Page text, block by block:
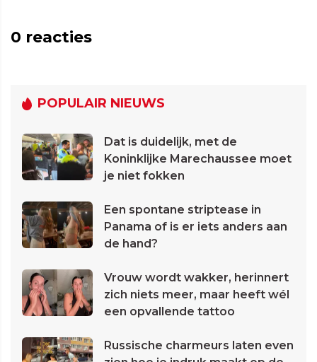
0 reacties
POPULAIR NIEUWS
Dat is duidelijk, met de
Koninklijke Marechaussee moet
je niet fokken
Een spontane striptease in
Panama of is er iets anders aan
de hand?
Vrouw wordt wakker, herinnert
zich niets meer, maar heeft wél
een opvallende tattoo
Russische charmeurs laten even